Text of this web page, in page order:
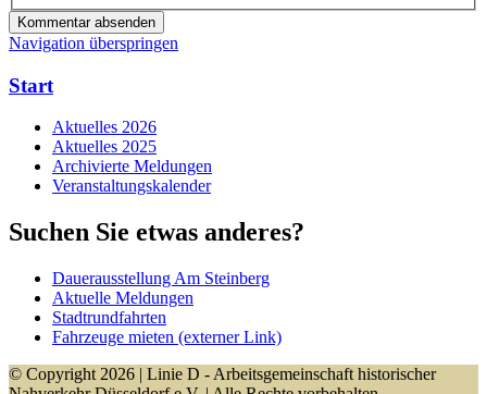
Kommentar absenden
Navigation überspringen
Start
Aktuelles 2026
Aktuelles 2025
Archivierte Meldungen
Veranstaltungskalender
Suchen Sie etwas anderes?
Dauerausstellung Am Steinberg
Aktuelle Meldungen
Stadtrundfahrten
Fahrzeuge mieten (externer Link)
© Copyright 2026 | Linie D - Arbeitsgemeinschaft historischer